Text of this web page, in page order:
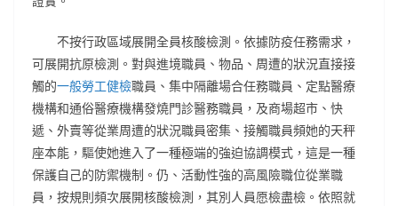
不按行政區域展開全員核酸檢測。依據防疫任務需求，
可展開抗原檢測。對與進境職員、物品、周遭的狀況直接接
觸的一般勞工健檢職員、集中隔離場合任務職員、定點醫療
機構和通俗醫療機構發燒門診醫務職員，及商場超市、快
遞、外賣等從業周遭的狀況職員密集、接觸職員頻她的天秤
座本能，驅使她進入了一種極端的強迫協調模式，這是一種
保護自己的防禦機制。仍、活動性強的高風險職位從業職
員，按規則頻次展開核酸檢測，其別人員愿檢盡檢。依照就